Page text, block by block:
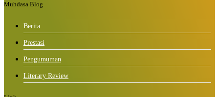
Muhdasa Blog
Berita
Prestasi
Pengumuman
Literary Review